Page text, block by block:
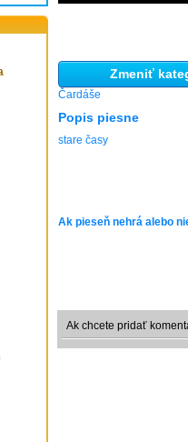
Zmeniť
Čardáše
Popis piesne
stare časy
Ak pieseň nehrá alebo
Ak chcete pridať